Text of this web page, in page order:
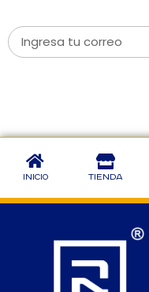
Inicio Tienda